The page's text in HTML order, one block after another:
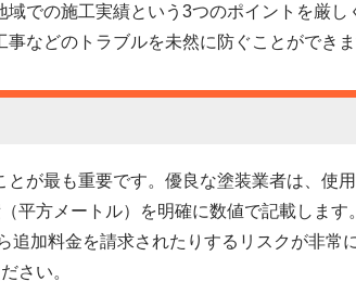
での施工実績という3つのポイントを厳し
などのトラブルを未然に防ぐことができま
が最も重要です。優良な塗装業者は、使
平方メートル）を明確に数値で記載します
加料金を請求されたりするリスクが非常
さい。